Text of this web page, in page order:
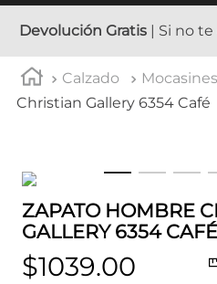
Devolución Gratis| Si no te
Calzado Mocasines
Christian Gallery 6354 Café
ZAPATO HOMBRE
GALLERY 6354 CAFÉ
$1039.00
tenis hombre
5. tenis